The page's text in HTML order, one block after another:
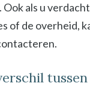
Ook als u
of de overheid,